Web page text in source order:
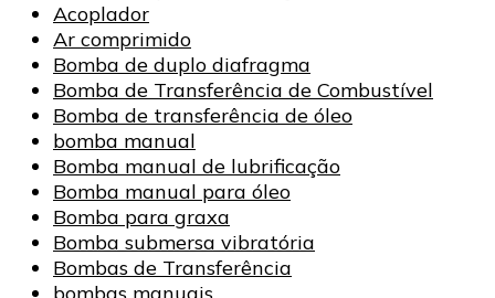
Acoplador
Ar comprimido
Bomba de duplo diafragma
Bomba de Transferência de Combustível
Bomba de transferência de óleo
bomba manual
Bomba manual de lubrificação
Bomba manual para óleo
Bomba para graxa
Bomba submersa vibratória
Bombas de Transferência
bombas manuais